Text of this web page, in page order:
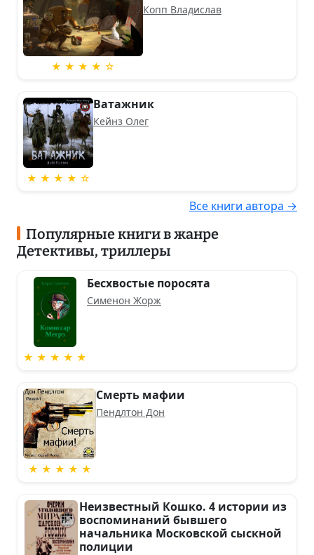
★ ★ ★ ★ ☆
Копп Владислав
★ ★ ★ ★ ☆
Ватажник
Кейнз Олег
Все книги автора →
Популярные книги в жанре
Детективы, триллеры
★ ★ ★ ★ ★
Бесхвостые поросята
Сименон Жорж
★ ★ ★ ★ ★
Смерть мафии
Пендлтон Дон
Неизвестный Кошко. 4 истории из
воспоминаний бывшего
начальника Московской сыскной
полиции